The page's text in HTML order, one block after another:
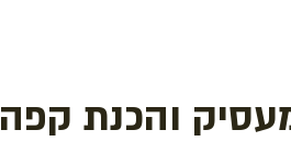
והכנת קפה